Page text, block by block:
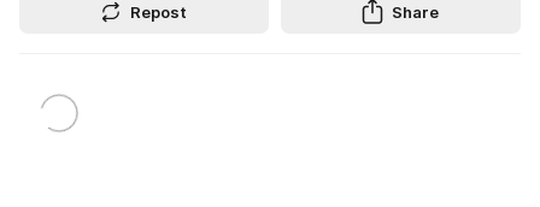
Repost Share